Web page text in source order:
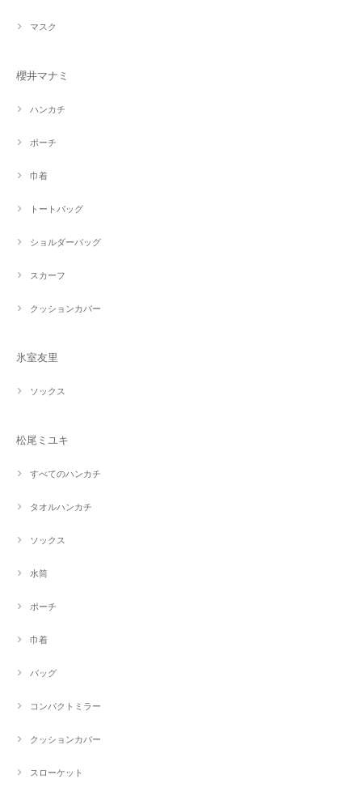
マスク
櫻井マナミ
ハンカチ
ポーチ
巾着
トートバッグ
ショルダーバッグ
スカーフ
クッションカバー
氷室友里
ソックス
松尾ミユキ
すべてのハンカチ
タオルハンカチ
ソックス
水筒
ポーチ
巾着
バッグ
コンパクトミラー
クッションカバー
スローケット